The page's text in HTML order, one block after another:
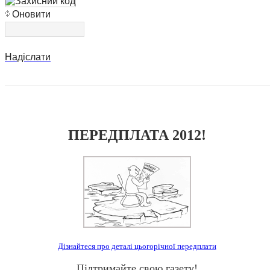
Оновити
Надіслати
ПЕРЕДПЛАТА 2012!
Дізнайтеся про деталі цьогорічної передплати